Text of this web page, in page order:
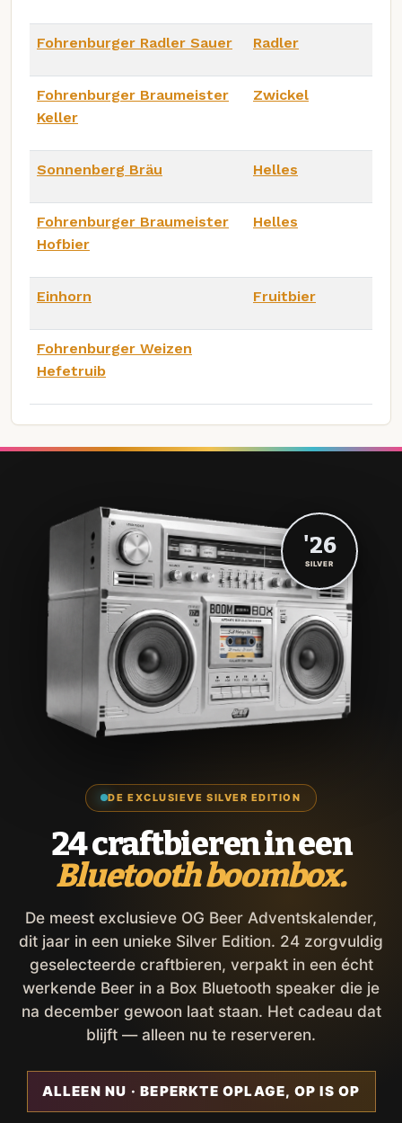
Fohrenburger Radler Sauer Radler
Fohrenburger Braumeister
Keller
Zwickel
Sonnenberg Bräu Helles
Fohrenburger Braumeister
Hofbier
Helles
Einhorn Fruitbier
Fohrenburger Weizen
Hefetruib
DE EXCLUSIEVE SILVER EDITION
24 craftbieren in een
Bluetooth boombox.
De meest exclusieve OG Beer Adventskalender,
dit jaar in een unieke Silver Edition. 24 zorgvuldig
geselecteerde craftbieren, verpakt in een écht
werkende Beer in a Box Bluetooth speaker die je
na december gewoon laat staan. Het cadeau dat
blijft — alleen nu te reserveren.
ALLEEN NU · BEPERKTE OPLAGE, OP IS OP
'26
SILVER